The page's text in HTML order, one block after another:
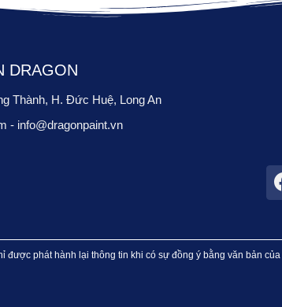
DRAGON
Thành, H. Đức Huệ, Long An
- info@dragonpaint.vn
được phát hành lại thông tin khi có sự đồng ý bằng văn bản của